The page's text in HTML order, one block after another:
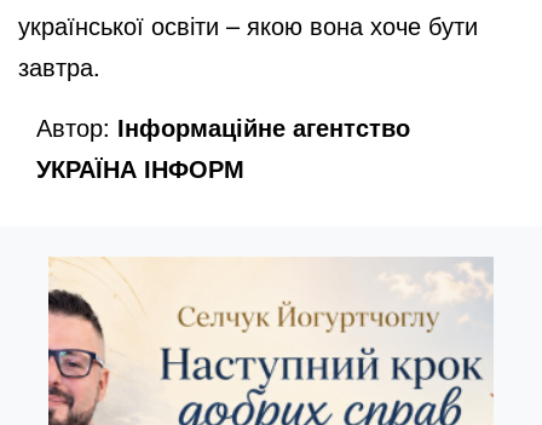
української освіти – якою вона хоче бути
завтра.
Автор: Інформаційне агентство
УКРАЇНА ІНФОРМ